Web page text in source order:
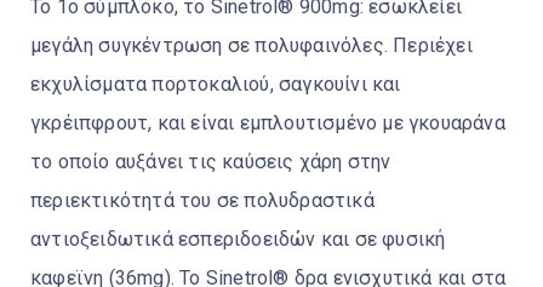
To 1ο σύμπλοκο, το Sinetrol® 900mg: εσωκλείει
μεγάλη συγκέντρωση σε πολυφαινόλες. Περιέχει
εκχυλίσματα πορτοκαλιού, σαγκουίνι και
γκρέιπφρουτ, και είναι εμπλουτισμένο με γκουαράνα
το οποίο αυξάνει τις καύσεις χάρη στην
περιεκτικότητά του σε πολυδραστικά
αντιοξειδωτικά εσπεριδοειδών και σε φυσική
καφεϊνη (36mg). Το Sinetrol® δρα ενισχυτικά και στα